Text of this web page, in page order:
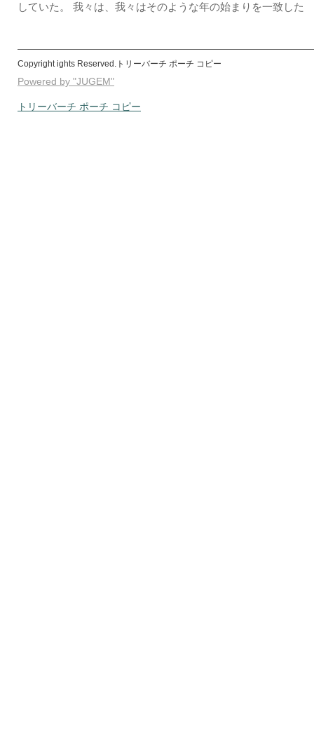
していた。 我々は、我々はそのような年の始まりを一致した
Copyright ights Reserved.トリーバーチ ポーチ コピー
Powered by "JUGEM"
トリーバーチ ポーチ コピー